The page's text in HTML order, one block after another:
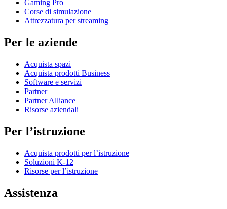
Gaming Pro
Corse di simulazione
Attrezzatura per streaming
Per le aziende
Acquista spazi
Acquista prodotti Business
Software e servizi
Partner
Partner Alliance
Risorse aziendali
Per l’istruzione
Acquista prodotti per l’istruzione
Soluzioni K-12
Risorse per l’istruzione
Assistenza